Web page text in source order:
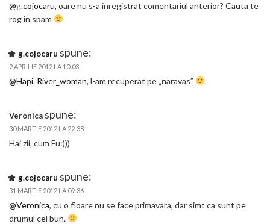
@g.cojocaru, oare nu s-a inregistrat comentariul anterior? Cauta te
rog in spam
g.cojocaru spune:
2 APRILIE 2012 LA 10:03
@Hapi. River_woman, l-am recuperat pe „naravas”
Veronica spune:
30 MARTIE 2012 LA 22:38
Hai zii, cum Fu:)))
g.cojocaru spune:
31 MARTIE 2012 LA 09:36
@Veronica, cu o floare nu se face primavara, dar simt ca sunt pe
drumul cel bun.